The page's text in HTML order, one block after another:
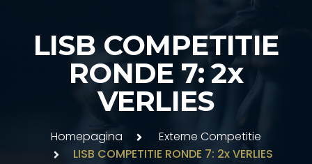
LISB COMPETITIE
RONDE 7: 2x
VERLIES
Homepagina
Externe Competitie
LISB COMPETITIE RONDE 7: 2x VERLIES